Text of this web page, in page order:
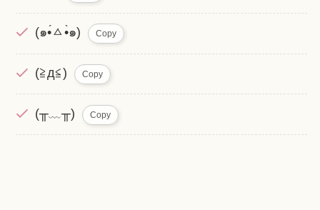
(๑•́ㅿ•̀๑) Copy
(≧д≦) Copy
(╥﹏╥) Copy